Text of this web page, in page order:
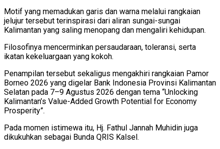
Motif yang memadukan garis dan warna melalui rangkaian
jelujur tersebut terinspirasi dari aliran sungai-sungai
Kalimantan yang saling menopang dan mengaliri kehidupan.
Filosofinya mencerminkan persaudaraan, toleransi, serta
ikatan kekeluargaan yang kokoh.
Penampilan tersebut sekaligus mengakhiri rangkaian Pamor
Borneo 2026 yang digelar Bank Indonesia Provinsi Kalimantan
Selatan pada 7–9 Agustus 2026 dengan tema “Unlocking
Kalimantan’s Value-Added Growth Potential for Economy
Prosperity”.
Pada momen istimewa itu, Hj. Fathul Jannah Muhidin juga
dikukuhkan sebagai Bunda QRIS Kalsel.